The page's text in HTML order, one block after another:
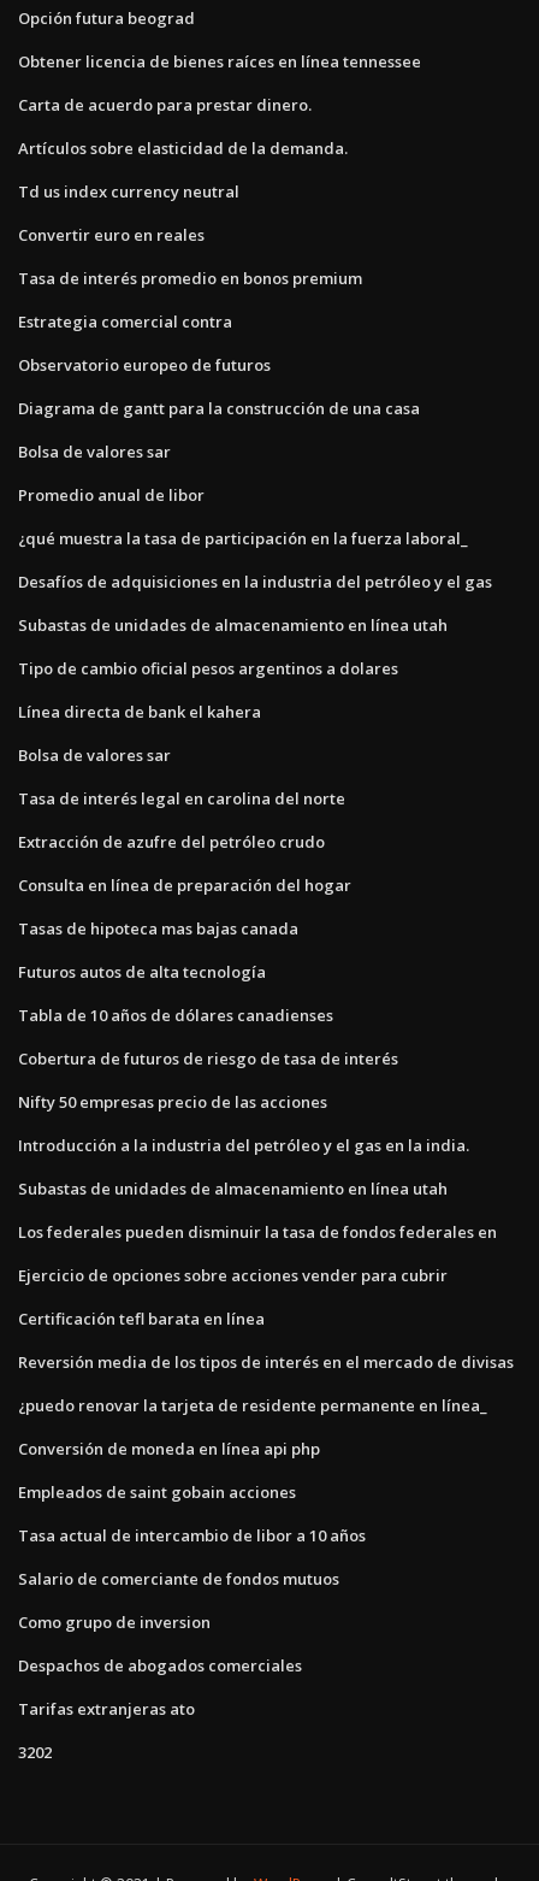
Opción futura beograd
Obtener licencia de bienes raíces en línea tennessee
Carta de acuerdo para prestar dinero.
Artículos sobre elasticidad de la demanda.
Td us index currency neutral
Convertir euro en reales
Tasa de interés promedio en bonos premium
Estrategia comercial contra
Observatorio europeo de futuros
Diagrama de gantt para la construcción de una casa
Bolsa de valores sar
Promedio anual de libor
¿qué muestra la tasa de participación en la fuerza laboral_
Desafíos de adquisiciones en la industria del petróleo y el gas
Subastas de unidades de almacenamiento en línea utah
Tipo de cambio oficial pesos argentinos a dolares
Línea directa de bank el kahera
Bolsa de valores sar
Tasa de interés legal en carolina del norte
Extracción de azufre del petróleo crudo
Consulta en línea de preparación del hogar
Tasas de hipoteca mas bajas canada
Futuros autos de alta tecnología
Tabla de 10 años de dólares canadienses
Cobertura de futuros de riesgo de tasa de interés
Nifty 50 empresas precio de las acciones
Introducción a la industria del petróleo y el gas en la india.
Subastas de unidades de almacenamiento en línea utah
Los federales pueden disminuir la tasa de fondos federales en
Ejercicio de opciones sobre acciones vender para cubrir
Certificación tefl barata en línea
Reversión media de los tipos de interés en el mercado de divisas
¿puedo renovar la tarjeta de residente permanente en línea_
Conversión de moneda en línea api php
Empleados de saint gobain acciones
Tasa actual de intercambio de libor a 10 años
Salario de comerciante de fondos mutuos
Como grupo de inversion
Despachos de abogados comerciales
Tarifas extranjeras ato
3202